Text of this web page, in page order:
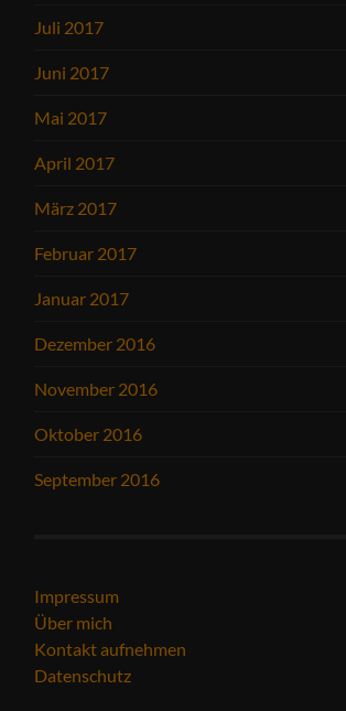
Juli 2017
Juni 2017
Mai 2017
April 2017
März 2017
Februar 2017
Januar 2017
Dezember 2016
November 2016
Oktober 2016
September 2016
Impressum
Über mich
Kontakt aufnehmen
Datenschutz